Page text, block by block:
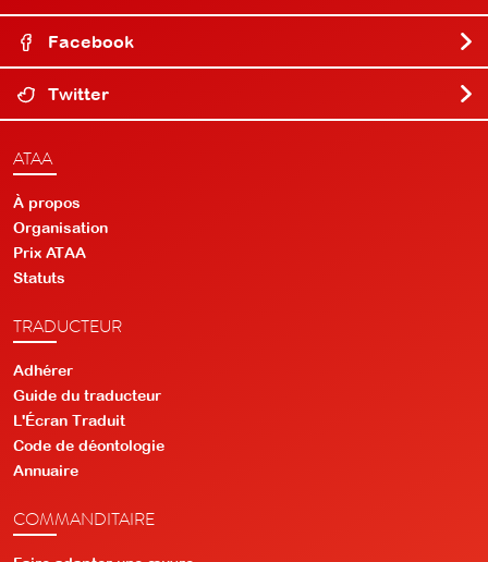
Facebook
Twitter
ATAA
À propos
Organisation
Prix ATAA
Statuts
TRADUCTEUR
Adhérer
Guide du traducteur
L'Écran Traduit
Code de déontologie
Annuaire
COMMANDITAIRE